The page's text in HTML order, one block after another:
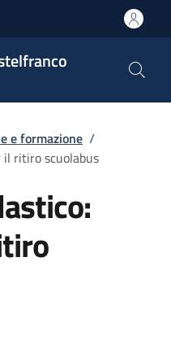
e formazione /
il ritiro scuolabus